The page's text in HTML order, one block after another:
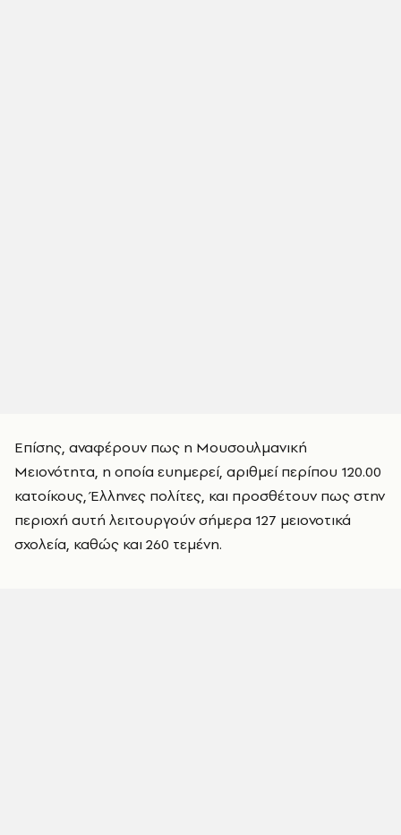
Επίσης, αναφέρουν πως η Μουσουλμανική
Μειονότητα, η οποία ευημερεί, αριθμεί περίπου 120.00
κατοίκους, Έλληνες πολίτες, και προσθέτουν πως στην
περιοχή αυτή λειτουργούν σήμερα 127 μειονοτικά
σχολεία, καθώς και 260 τεμένη.